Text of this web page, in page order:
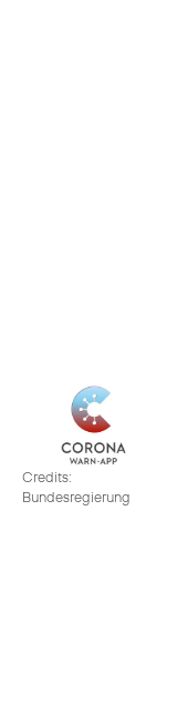
Credits:
Bundesregierung